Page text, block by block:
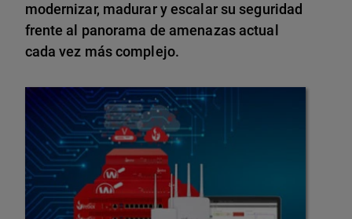
modernizar, madurar y escalar su seguridad
frente al panorama de amenazas actual
cada vez más complejo.